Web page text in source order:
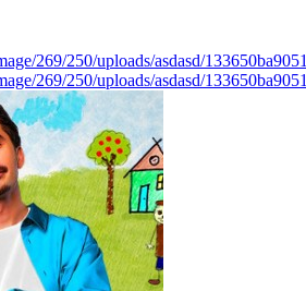
269/250/uploads/asdasd/
269/250/uploads/asdasd/